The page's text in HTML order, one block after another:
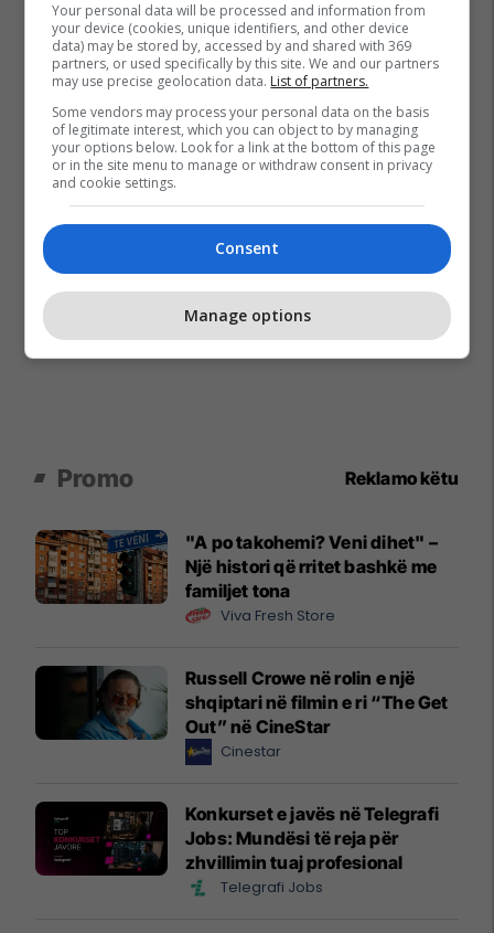
Promo Reklamo këtu
"A po takohemi? Veni dihet" –
Një histori që rritet bashkë me
familjet tona
Viva Fresh Store
Russell Crowe në rolin e një
shqiptari në filmin e ri “The Get
Out” në CineStar
Cinestar
Konkurset e javës në Telegrafi
Jobs: Mundësi të reja për
zhvillimin tuaj profesional
Telegrafi Jobs
Your personal data will be processed and information from
your device (cookies, unique identifiers, and other device
data) may be stored by, accessed by and shared with 369
partners, or used specifically by this site. We and our partners
may use precise geolocation data. List of partners.
Some vendors may process your personal data on the basis
of legitimate interest, which you can object to by managing
your options below. Look for a link at the bottom of this page
or in the site menu to manage or withdraw consent in privacy
and cookie settings.
Consent
Manage options